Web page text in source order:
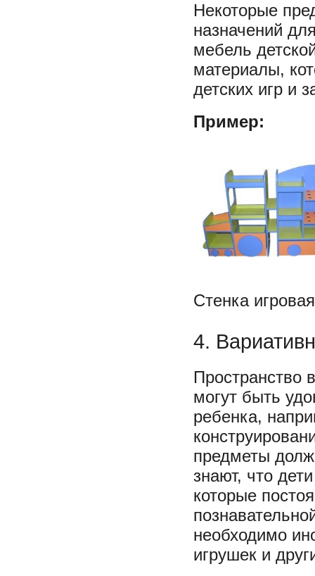
Некоторые
назначений
мебель
материалы,
детских игр и
Пример:
Стенка
4.
Пространство
могут быть
ребенка,
предметы
знают, что
которые
необходимо
игрушек и